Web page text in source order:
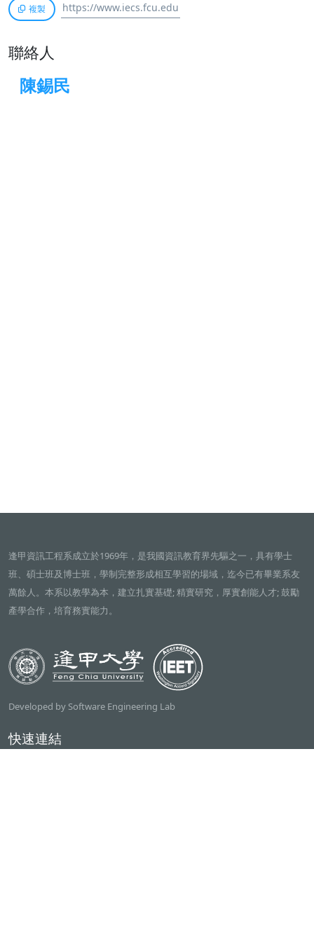
複製
聯絡人
陳錫民
逢甲資訊工程系成立於1969年，是我國資訊教育界先驅之一，具有學士
班、碩士班及博士班，學制完整形成相互學習的場域，迄今已有畢業系友
萬餘人。本系以教學為本，建立扎實基礎; 精實研究，厚實創能人才; 鼓勵
產學合作，培育務實能力。
Developed by Software Engineering Lab
快速連結